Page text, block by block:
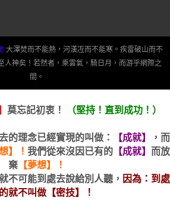
大澤焚而不能熱，河漢冱而不能寒。疾雷破山而不
人神矣！若然者，乘雲氣，騎日月，而游乎網際之
間。
莫忘記初衷！ （堅持！直到成功！）
的理念已經實現的叫做： 【成就】
，而
】！ 我們從來沒因已有的 【成就】 而放
棄 【夢想】！
不可能到處去說給別人聽， 因為：到處
就不叫做【密技】！